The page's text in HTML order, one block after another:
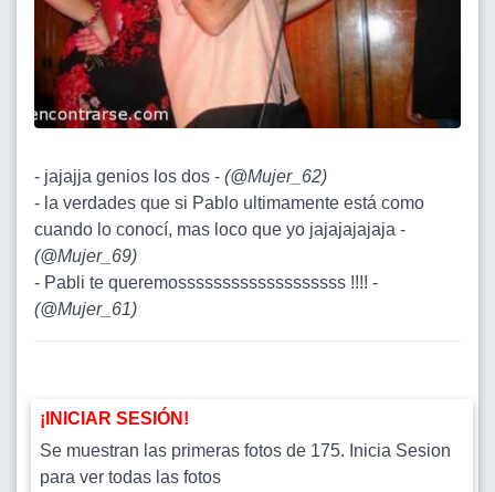
- jajajja genios los dos - (@Mujer_62)
- la verdades que si Pablo ultimamente está como
cuando lo conocí, mas loco que yo jajajajajaja -
(@Mujer_69)
- Pabli te queremosssssssssssssssssss !!!! -
(@Mujer_61)
¡INICIAR SESIÓN!
Se muestran las primeras fotos de 175. Inicia Sesion
para ver todas las fotos